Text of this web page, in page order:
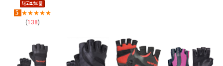
5 ★★★★★
(138)